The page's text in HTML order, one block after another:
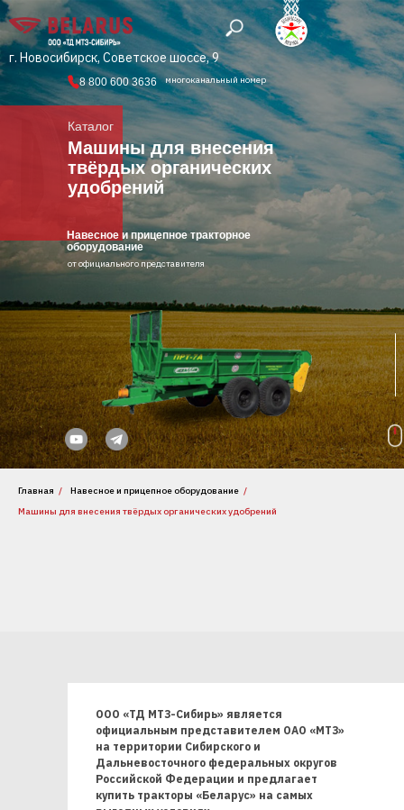
многоканальный номер
8 800 600 3636
г. Новосибирск, Советское шоссе, 9
Каталог
Машины для внесения
твёрдых органических
удобрений
Навесное и прицепное тракторное
оборудование
от официального представителя
Главная / Навесное и прицепное оборудование /
Машины для внесения твёрдых органических удобрений
ООО «ТД МТЗ-Сибирь» является
официальным представителем ОАО «МТЗ»
на территории Сибирского и
Дальневосточного федеральных округов
Российской Федерации и предлагает
купить тракторы «Беларус» на самых